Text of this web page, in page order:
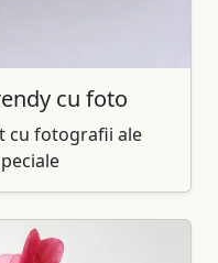
cu foto
cu fotografii ale